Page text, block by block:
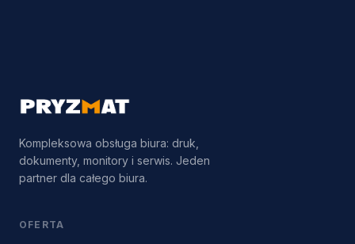
Kompleksowa obsługa biura: druk,
dokumenty, monitory i serwis. Jeden
partner dla całego biura.
OFERTA